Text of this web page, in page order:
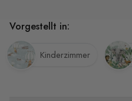
Vorgestellt in:
Kinderzimmer